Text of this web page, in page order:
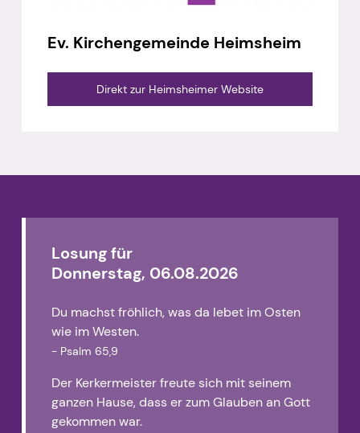
Ev. Kirchengemeinde Heimsheim
Direkt zur Heimsheimer Website
Losung für
Donnerstag, 06.08.2026
Du machst fröhlich, was da lebet im Osten
wie im Westen.
- Psalm 65,9
Der Kerkermeister freute sich mit seinem
ganzen Hause, dass er zum Glauben an Gott
gekommen war.